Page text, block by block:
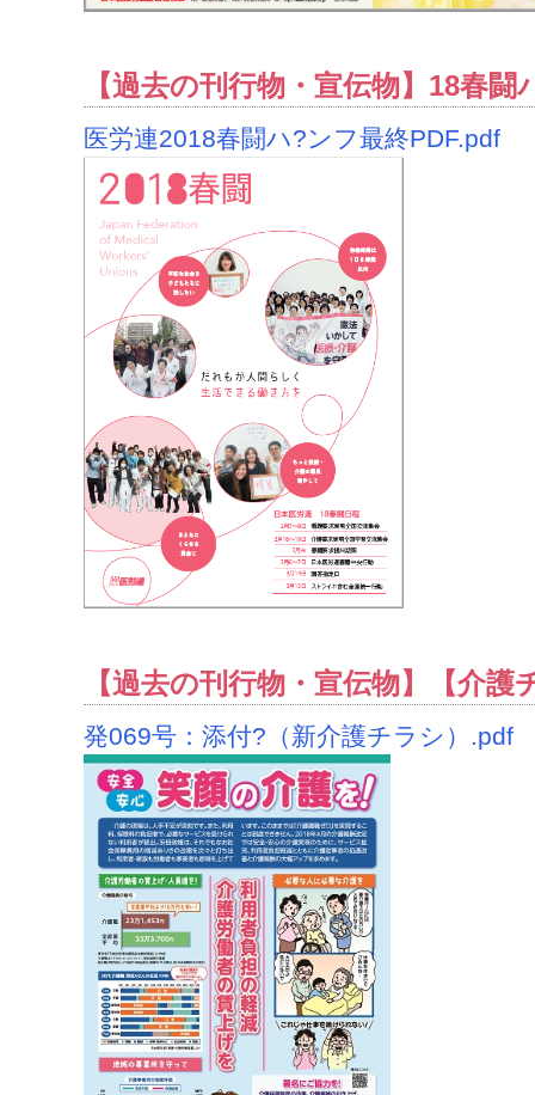
【過去の刊行物・宣伝物】18春闘
医労連2018春闘ハ?ンフ最終PDF.pdf
【過去の刊行物・宣伝物】【介
発069号：添付?（新介護チラシ）.pdf